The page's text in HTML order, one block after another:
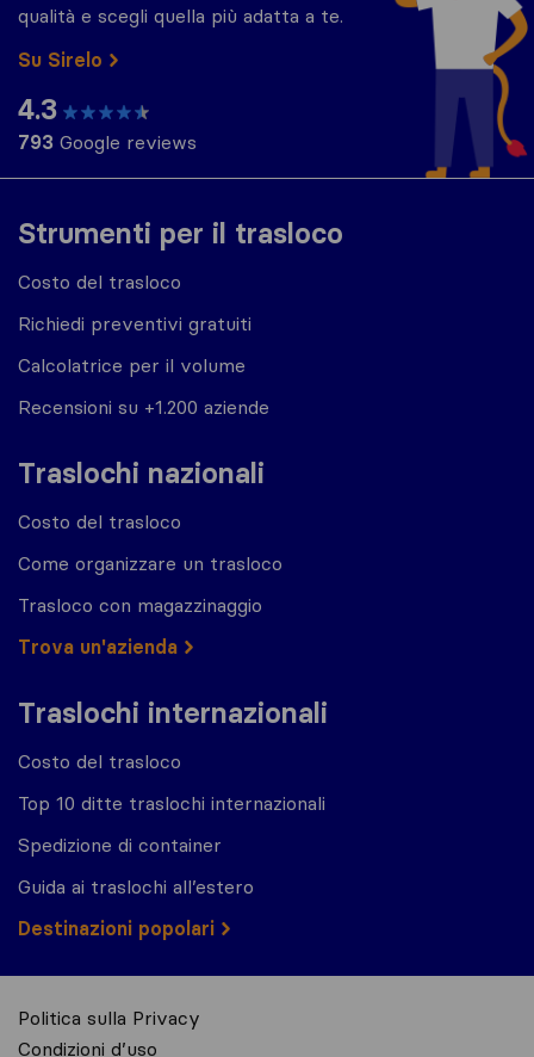
Strumenti per il trasloco
Costo del trasloco
Richiedi preventivi gratuiti
Calcolatrice per il volume
Recensioni su +1.200 aziende
Traslochi nazionali
Costo del trasloco
Come organizzare un trasloco
Trasloco con magazzinaggio
Trova un'azienda
Traslochi internazionali
Costo del trasloco
Top 10 ditte traslochi internazionali
Spedizione di container
Guida ai traslochi all’estero
Destinazioni popolari
qualità e scegli quella più adatta a te.
Su Sirelo
4.3
793 Google reviews
Politica sulla Privacy
Condizioni d’uso